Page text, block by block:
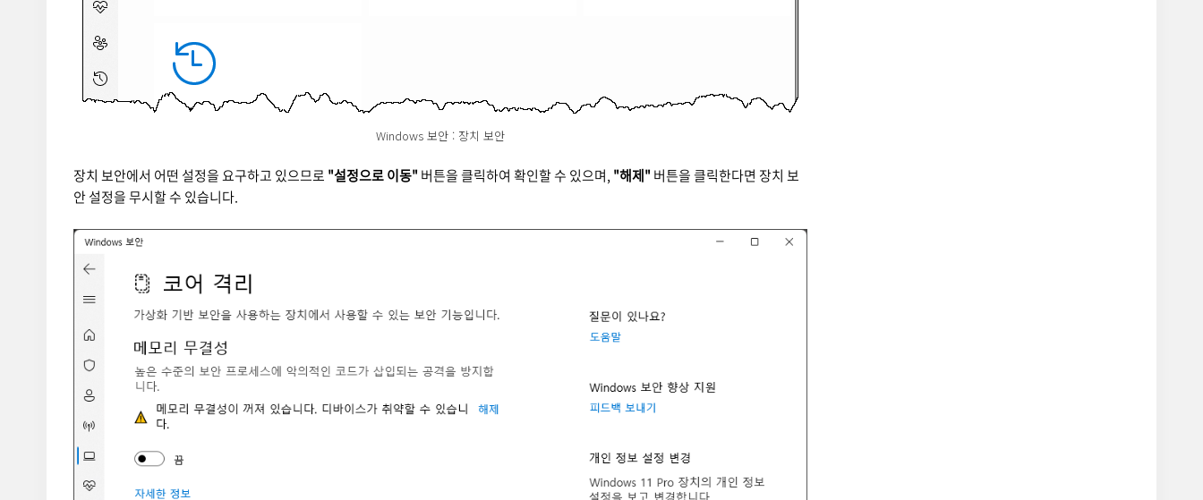
Windows 보안 : 장치 보안
장치 보안에서 어떤 설정을 요구하고 있으므로 "설정으로 이동" 버튼을 클릭하여 확인할 수 있으며, "해제" 버튼을 클릭한다면 장치 보
안 설정을 무시할 수 있습니다.